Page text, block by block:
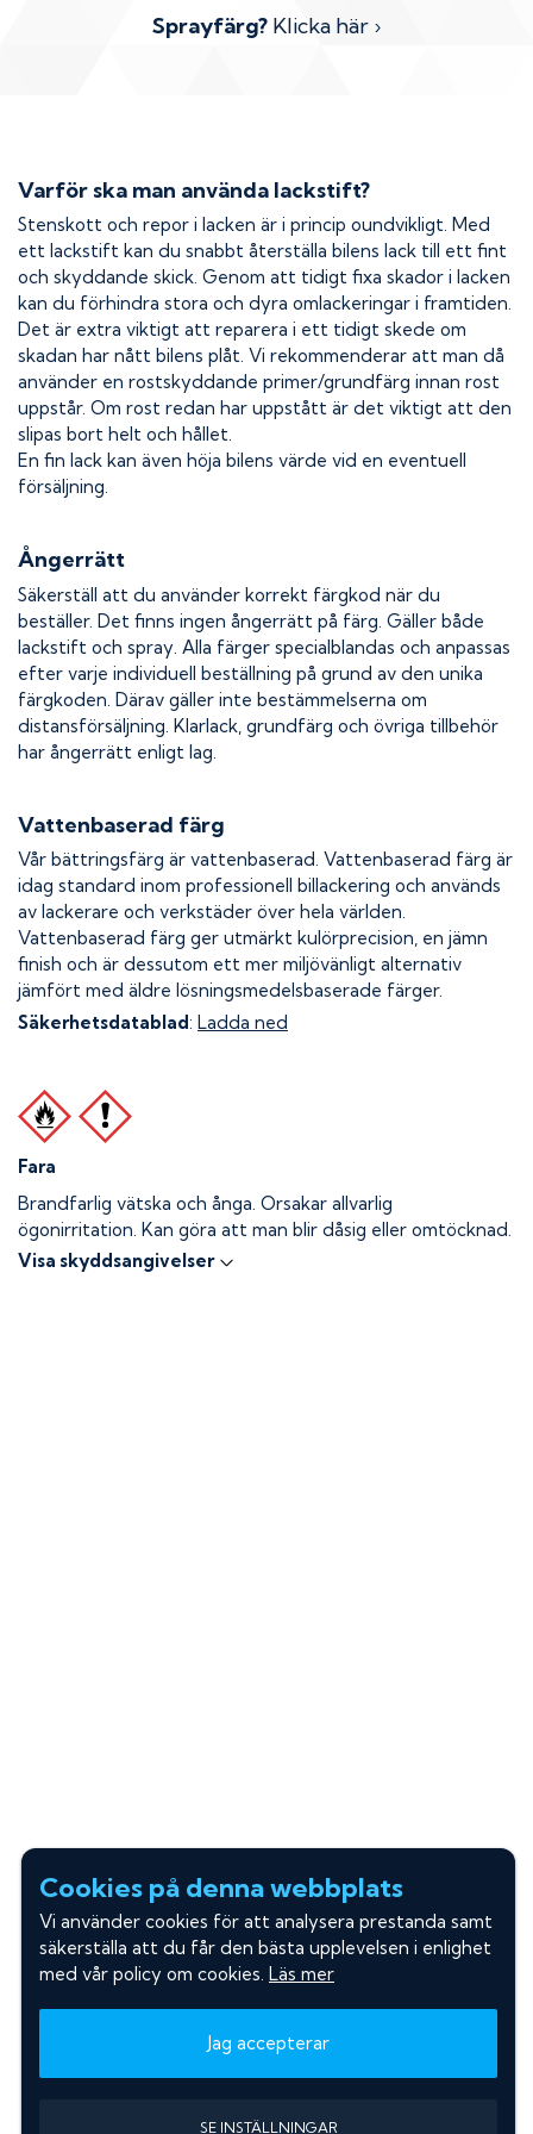
Sprayfärg? Klicka här ›
Varför ska man använda lackstift?
Stenskott och repor i lacken är i princip oundvikligt. Med
ett lackstift kan du snabbt återställa bilens lack till ett fint
och skyddande skick. Genom att tidigt fixa skador i lacken
kan du förhindra stora och dyra omlackeringar i framtiden.
Det är extra viktigt att reparera i ett tidigt skede om
skadan har nått bilens plåt. Vi rekommenderar att man då
använder en rostskyddande primer/grundfärg innan rost
uppstår. Om rost redan har uppstått är det viktigt att den
slipas bort helt och hållet.
En fin lack kan även höja bilens värde vid en eventuell
försäljning.
Ångerrätt
Säkerställ att du använder korrekt färgkod när du
beställer. Det finns ingen ångerrätt på färg. Gäller både
lackstift och spray. Alla färger specialblandas och anpassas
efter varje individuell beställning på grund av den unika
färgkoden. Därav gäller inte bestämmelserna om
distansförsäljning. Klarlack, grundfärg och övriga tillbehör
har ångerrätt enligt lag.
Vattenbaserad färg
Vår bättringsfärg är vattenbaserad. Vattenbaserad färg är
idag standard inom professionell billackering och används
av lackerare och verkstäder över hela världen.
Vattenbaserad färg ger utmärkt kulörprecision, en jämn
finish och är dessutom ett mer miljövänligt alternativ
jämfört med äldre lösningsmedelsbaserade färger.
Säkerhetsdatablad: Ladda ned
Fara
Brandfarlig vätska och ånga. Orsakar allvarlig
ögonirritation. Kan göra att man blir dåsig eller omtöcknad.
Visa skyddsangivelser
Cookies på denna webbplats
Vi använder cookies för att analysera prestanda samt
säkerställa att du får den bästa upplevelsen i enlighet
med vår policy om cookies. Läs mer
Jag accepterar
SE INSTÄLLNINGAR